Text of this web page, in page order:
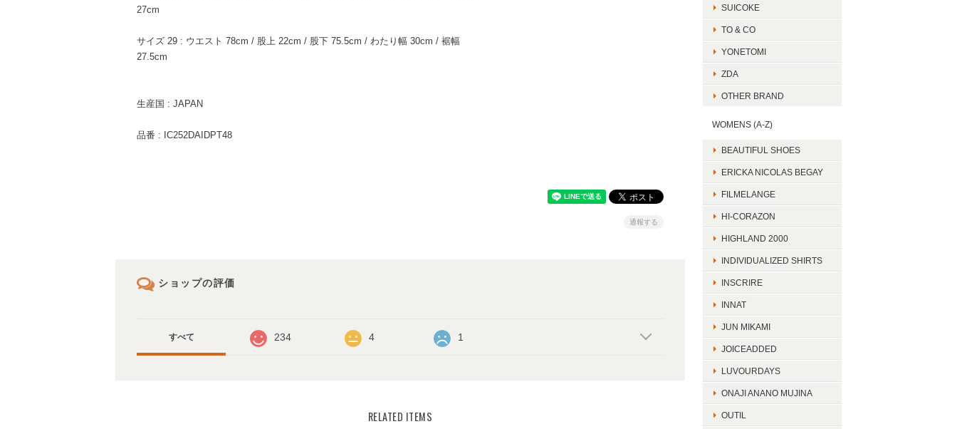
27cm
サイズ 29 : ウエスト 78cm / 股上 22cm / 股下 75.5cm / わたり幅 30cm / 裾幅
27.5cm
生産国 : JAPAN
品番 : IC252DAIDPT48
通報する
ショップの評価
すべて 234 4 1
RELATED ITEMS
SUICOKE
TO & CO
YONETOMI
ZDA
OTHER BRAND
WOMENS (A-Z)
BEAUTIFUL SHOES
ERICKA NICOLAS BEGAY
FILMELANGE
HI-CORAZON
HIGHLAND 2000
INDIVIDUALIZED SHIRTS
INSCRIRE
INNAT
JUN MIKAMI
JOICEADDED
LUVOURDAYS
ONAJI ANANO MUJINA
OUTIL